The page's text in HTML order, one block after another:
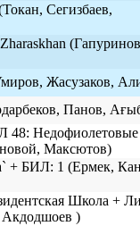
Сегизбаев,
Жасузаков,
Панов,
Недофиолетовые
Максютов)
+ БИЛ: 1 (Ермек,
Школа +
)